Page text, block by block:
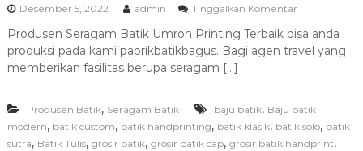
Desember 5, 2022 admin Tinggalkan Komentarp
d
a
d
u
Produsen Seragam Batik Umroh Printing Terbaik bisa anda
produksi pada kami pabrikbatikbagus. Bagi agen travel yang
memberikan fasilitas berupa seragam […]
Produsen Batik, Seragam Batik baju batik, Baju batik
modern, batik custom, batik handprinting, batik klasik, batik solo, batik
sutra, Batik Tulis, grosir batik, grosir batik cap, grosir batik handprint,